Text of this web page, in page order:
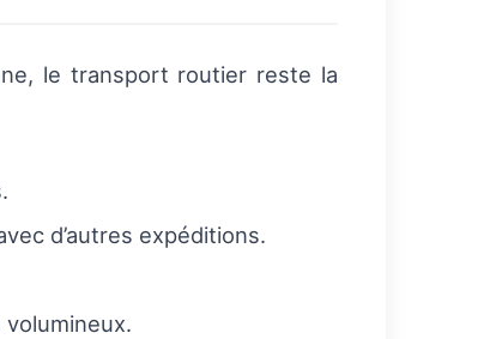
le transport routier reste la
d’autres expéditions.